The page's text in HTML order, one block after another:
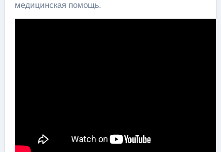
медицинская помощь.